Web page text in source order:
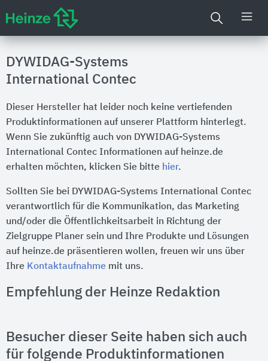
DYWIDAG-Systems
International Contec
Dieser Hersteller hat leider noch keine vertiefenden
Produktinformationen auf unserer Plattform hinterlegt.
Wenn Sie zukünftig auch von DYWIDAG-Systems
International Contec Informationen auf heinze.de
erhalten möchten, klicken Sie bitte hier.
Sollten Sie bei DYWIDAG-Systems International Contec
verantwortlich für die Kommunikation, das Marketing
und/oder die Öffentlichkeitsarbeit in Richtung der
Zielgruppe Planer sein und Ihre Produkte und Lösungen
auf heinze.de präsentieren wollen, freuen wir uns über
Ihre Kontaktaufnahme mit uns.
Empfehlung der Heinze Redaktion
Besucher dieser Seite haben sich auch
für folgende Produktinformationen